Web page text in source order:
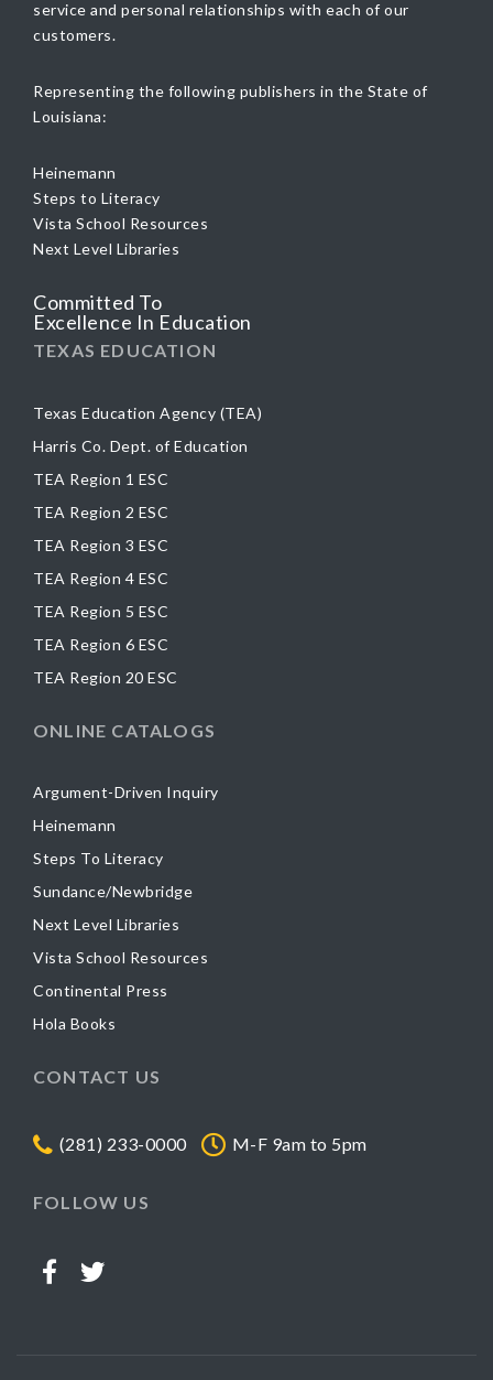
service and personal relationships with each of our
customers.
Representing the following publishers in the State of
Louisiana:
Heinemann
Steps to Literacy
Vista School Resources
Next Level Libraries
Committed To
Excellence In Education
TEXAS EDUCATION
Texas Education Agency (TEA)
Harris Co. Dept. of Education
TEA Region 1 ESC
TEA Region 2 ESC
TEA Region 3 ESC
TEA Region 4 ESC
TEA Region 5 ESC
TEA Region 6 ESC
TEA Region 20 ESC
ONLINE CATALOGS
Argument-Driven Inquiry
Heinemann
Steps To Literacy
Sundance/Newbridge
Next Level Libraries
Vista School Resources
Continental Press
Hola Books
CONTACT US
(281) 233-0000 M-F 9am to 5pm
FOLLOW US